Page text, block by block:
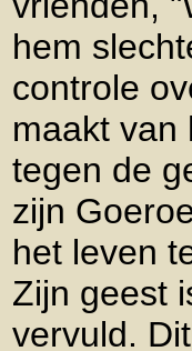
hem
controle
maakt van
tegen de
zijn
het leven
Zijn geest
vervuld.